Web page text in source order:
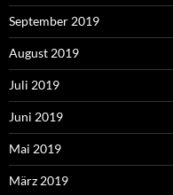
September 2019
August 2019
Juli 2019
Juni 2019
Mai 2019
März 2019